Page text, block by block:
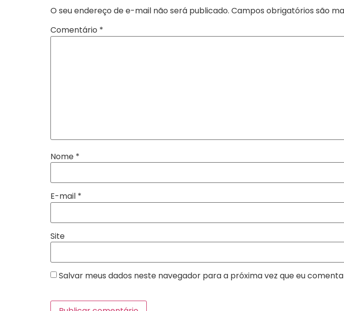
O seu endereço de e-mail não será publicado. Campos obrigatórios são
Comentário *
Nome *
E-mail *
Site
Salvar meus dados neste navegador para a próxima vez que eu